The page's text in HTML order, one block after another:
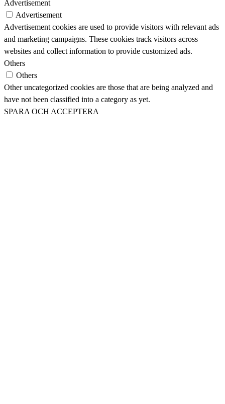
Advertisement
Advertisement
Advertisement cookies are used to provide visitors with relevant ads
and marketing campaigns. These cookies track visitors across
websites and collect information to provide customized ads.
Others
Others
Other uncategorized cookies are those that are being analyzed and
have not been classified into a category as yet.
SPARA OCH ACCEPTERA